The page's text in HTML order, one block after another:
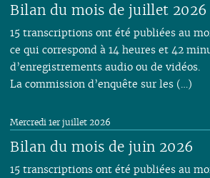
Bilan du mois de juillet 2026
15 transcriptions ont été publiées au
ce qui correspond à 14 heures et 42
d’enregistrements audio ou de vidéos.
La commission d’enquête sur les (…)
Bilan du mois de juin 2026
Mercredi 1er juillet 2026
15 transcriptions ont été publiées au